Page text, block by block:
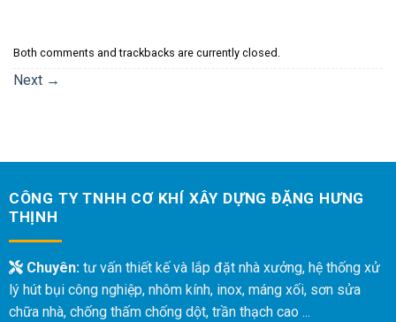
Both comments and trackbacks are currently closed.
Next →
CÔNG TY TNHH CƠ KHÍ XÂY DỰNG ĐẶNG HƯNG
THỊNH
Chuyên:tư vấn thiết kế và lắp đặt nhà xưởng, hệ thống xử
lý hút bụi công nghiệp, nhôm kính, inox, máng xối, sơn sửa
chữa nhà, chống thấm chống dột, trần thạch cao ...